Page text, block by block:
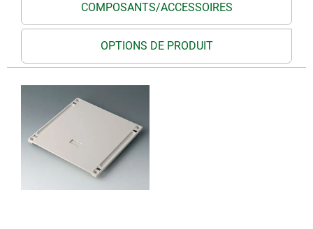
COMPOSANTS/ACCESSOIRES
OPTIONS DE PRODUIT